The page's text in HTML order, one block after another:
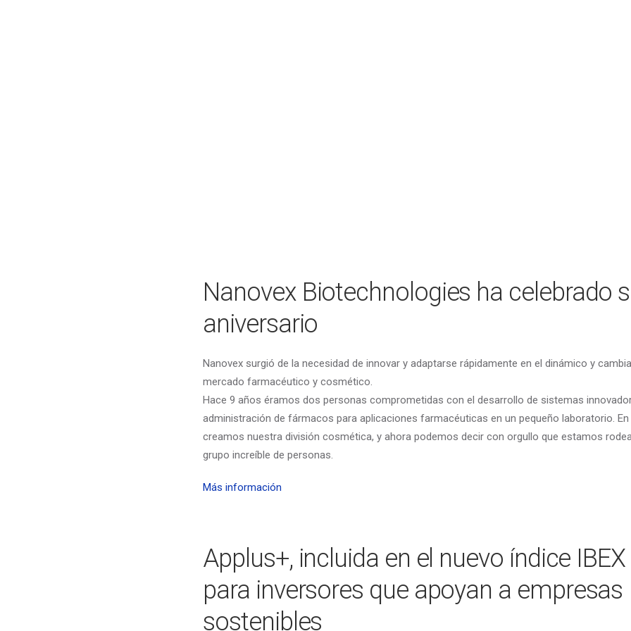
Nanovex Biotechnologies ha celebrado
aniversario
Nanovex surgió de la necesidad de innovar y adaptarse rápidamente en el dinámico y
mercado farmacéutico y cosmético.
Hace 9 años éramos dos personas comprometidas con el desarrollo de sistemas
administración de fármacos para aplicaciones farmacéuticas en un pequeño laboratorio. En
creamos nuestra división cosmética, y ahora podemos decir con orgullo que estamos
grupo increíble de personas.
Más información
Applus+, incluida en el nuevo índice IBEX
para inversores que apoyan a empresas
sostenibles